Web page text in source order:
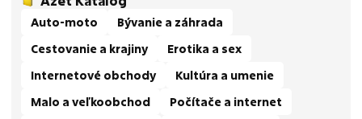
Auto-moto
Bývanie a záhrada
Cestovanie a krajiny
Erotika a sex
Internetové obchody
Kultúra a umenie
Malo a veľkoobchod
Počítače a internet